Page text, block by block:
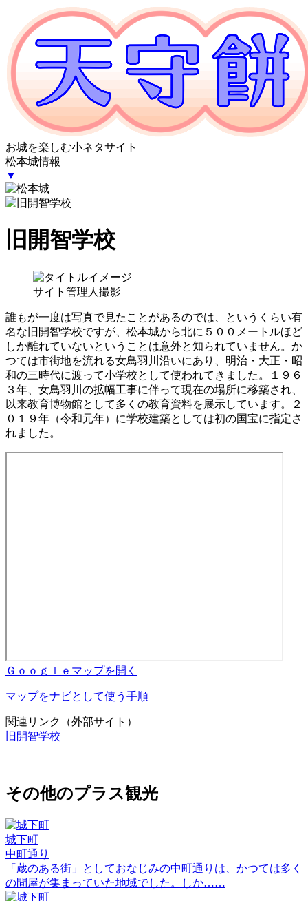
お城を楽しむ小ネタサイト
松本城情報
▼
旧開智学校
サイト管理人撮影
誰もが一度は写真で見たことがあるのでは、というくらい有
名な旧開智学校ですが、松本城から北に５００メートルほど
しか離れていないということは意外と知られていません。か
つては市街地を流れる女鳥羽川沿いにあり、明治・大正・昭
和の三時代に渡って小学校として使われてきました。１９６
３年、女鳥羽川の拡幅工事に伴って現在の場所に移築され、
以来教育博物館として多くの教育資料を展示しています。２
０１９年（令和元年）に学校建築としては初の国宝に指定さ
れました。
Ｇｏｏｇｌｅマップを開く
マップをナビとして使う手順
関連リンク（外部サイト）
旧開智学校
その他のプラス観光
城下町
中町通り
「蔵のある街」としておなじみの中町通りは、かつては多く
の問屋が集まっていた地域でした。しか……